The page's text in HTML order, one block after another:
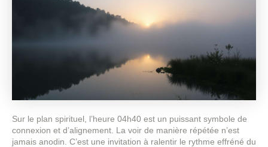
Sur le plan spirituel, l’heure 04h40 est un puissant symbole de
connexion et d’alignement. La voir de manière répétée n’est
jamais anodin. C’est une invitation à ralentir le rythme effréné du